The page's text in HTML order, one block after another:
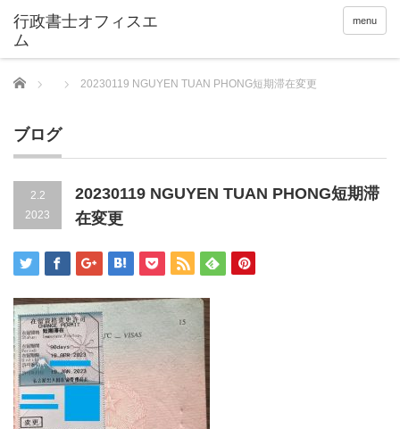
menu
Home 20230119 NGUYEN TUAN PHONG短期滞在変更
ブログ
2.2
2023
20230119 NGUYEN TUAN PHONG短期滞
在変更